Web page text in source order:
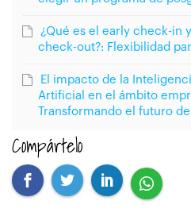
¿Qué es el early check-in
check-out?: Flexibilidad
El impacto de la
Artificial en el ámbito
Transformando el futuro
Compártelo